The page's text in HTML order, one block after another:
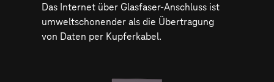
Das Internet über Glasfaser-Anschluss ist
umweltschonender als die Übertragung
von Daten per Kupferkabel.